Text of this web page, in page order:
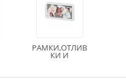
РАМКИ,ОТЛИВ
КИ И